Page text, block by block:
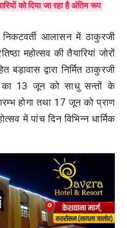
को दिया जा रहा है अंतिम रूप
आलासन में ठाकुरजी
महोत्सव की तैयारियां जोरों
द्वारा निर्मित ठाकुरजी
का 13 जून को साधु सन्तों के
होगा तथा 17 जून को प्राण
में पांच दिन विभिन्न धार्मिक